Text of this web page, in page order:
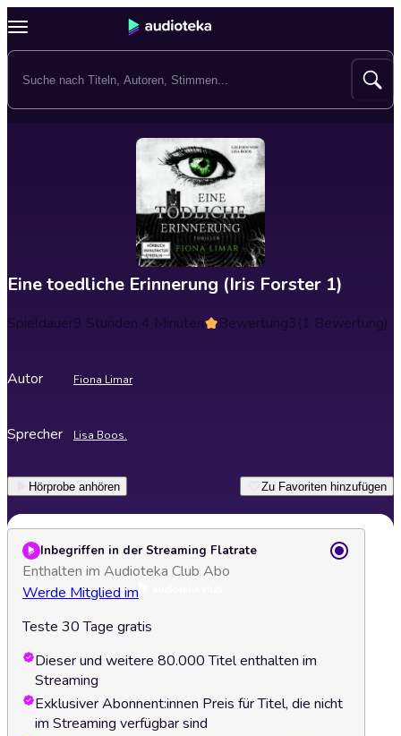
Eine toedliche Erinnerung (Iris Forster 1)
Spieldauer9 Stunden 4 Minuten Bewertung3(1 Bewertung)
Autor Fiona Limar
Sprecher Lisa Boos.
Hörprobe anhören Zu Favoriten hinzufügen
Inbegriffen in der Streaming Flatrate
Enthalten im Audioteka Club Abo
Werde Mitglied im
Teste 30 Tage gratis
Dieser und weitere 80.000 Titel enthalten im
Streaming
Exklusiver Abonnent:innen Preis für Titel, die nicht
im Streaming verfügbar sind